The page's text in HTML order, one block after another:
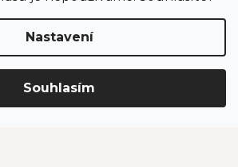
Nastavení
Souhlasím
ochrany údajů